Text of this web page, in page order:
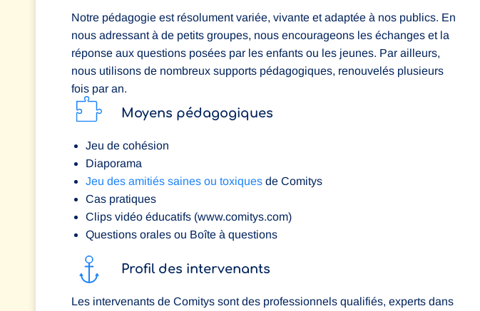
Notre pédagogie est résolument variée, vivante et adaptée à nos publics. En
nous adressant à de petits groupes, nous encourageons les échanges et la
réponse aux questions posées par les enfants ou les jeunes. Par ailleurs,
nous utilisons de nombreux supports pédagogiques, renouvelés plusieurs
fois par an.
Moyens pédagogiques
Jeu de cohésion
Diaporama
Jeu des amitiés saines ou toxiques de Comitys
Cas pratiques
Clips vidéo éducatifs (www.comitys.com)
Questions orales ou Boîte à questions
Profil des intervenants
Les intervenants de Comitys sont des professionnels qualifiés, experts dans